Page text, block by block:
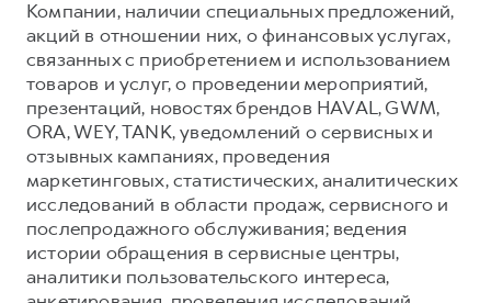
Компании, наличии специальных предложений,
акций в отношении них, о финансовых услугах,
связанных с приобретением и использованием
товаров и услуг, о проведении мероприятий,
презентаций, новостях брендов HAVAL, GWM,
ORA, WEY, TANK, уведомлений о сервисных и
отзывных кампаниях, проведения
маркетинговых, статистических, аналитических
исследований в области продаж, сервисного и
послепродажного обслуживания; ведения
истории обращения в сервисные центры,
аналитики пользовательского интереса,